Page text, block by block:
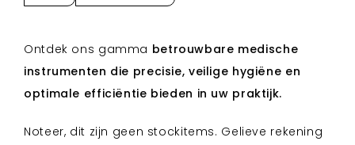
Ontdek ons gamma betrouwbare medische
instrumenten die precisie, veilige hygiëne en
optimale efficiëntie bieden in uw praktijk.
Noteer, dit zijn geen stockitems. Gelieve rekening